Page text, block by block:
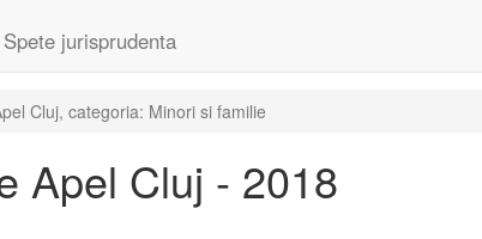
Spete jurisprudenta
Cluj, categoria: Minori si familie
Apel Cluj - 2018